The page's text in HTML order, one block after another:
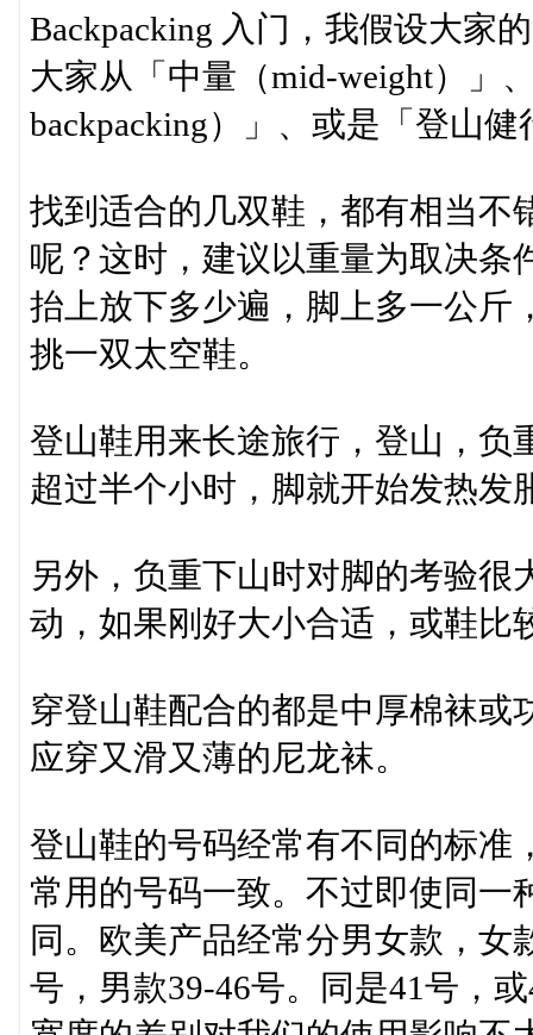
Backpacking 入门，我假设大家
大家从「中量（mid-weight）」
backpacking）」、或是「登山
找到适合的几双鞋，都有相当不
呢？这时，建议以重量为取决条
抬上放下多少遍，脚上多一公斤
挑一双太空鞋。
登山鞋用来长途旅行，登山，负
超过半个小时，脚就开始发热发
另外，负重下山时对脚的考验
动，如果刚好大小合适，或鞋比
穿登山鞋配合的都是中厚棉袜或
应穿又滑又薄的尼龙袜。
登山鞋的号码经常有不同的标准
常用的号码一致。不过即使同一
同。欧美产品经常分男女款，女
号，男款39-46号。同是41号，